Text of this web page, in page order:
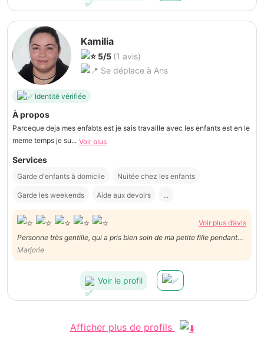
Kamilia
5/5 (1 avis)
Se déplace à Ans
Identité vérifiée
À propos
Parceque deja mes enfabts est je sais travaille avec les enfants est en le
meme temps je su... Voir plus
Services
Garde d'enfants à domicile Nuitée chez les enfants
Garde les weekends Aide aux devoirs ...
Voir plus d’avis
Personne très gentille, qui a pris bien soin de ma petite fille pendant
mon absence pro qui a eu dépasser un peu le temps…
Marjorie
Voir le profil
Afficher plus de profils